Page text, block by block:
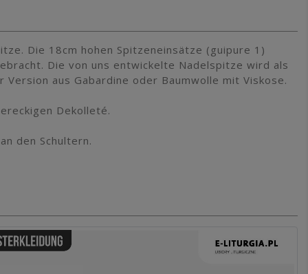
Die 18cm hohen Spitzeneinsätze (guipure 1)
Die von uns entwickelte Nadelspitze wird als
aus Gabardine oder Baumwolle mit Viskose.
Dekolleté.
den Schultern.